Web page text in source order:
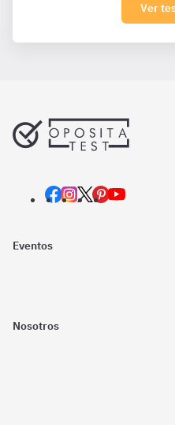
Ver
Eventos
Nosotros